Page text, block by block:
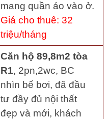
mang quần áo vào ở.
Giá cho thuê: 32
triệu/tháng
Căn hộ 89,8m2 tòa
R1, 2pn,2wc, BC
nhìn bể bơi, đã đầu
tư đầy đủ nội thất
đẹp và mới, khách